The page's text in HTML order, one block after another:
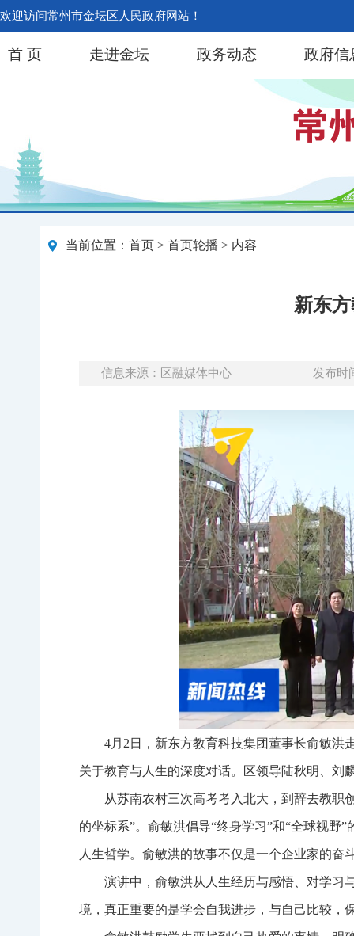
欢迎访问常州市金坛区人民政府网站！
首 页 走进金坛 政务动态 政府信
当前位置： 首页 > 首页轮播 > 内容
新东
信息来源：区融媒体中心 发布时
4月2日，新东方教育科技集团董事长俞敏洪
关于教育与人生的深度对话。区领导陆秋明、刘
从苏南农村三次高考考入北大，到辞去教职
的坐标系”。俞敏洪倡导“终身学习”和“全球视野
人生哲学。俞敏洪的故事不仅是一个企业家的
演讲中，俞敏洪从人生经历与感悟、对学习
境，真正重要的是学会自我进步，与自己比较，